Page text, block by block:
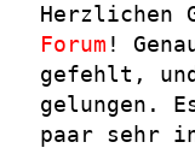
Herzlichen
Forum !
gefehlt,
gelungen.
paar sehr